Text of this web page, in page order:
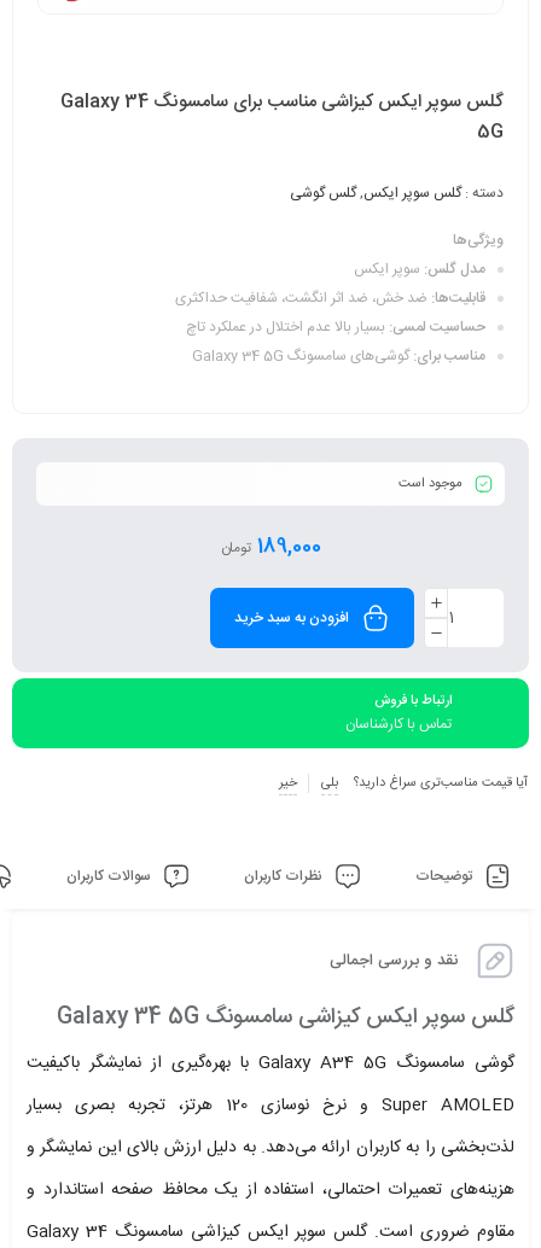
گلس سوپر ایکس کیزاشی مناسب برای سامسونگ Galaxy 34
5G
دسته :گلس سوپر ایکس,گلس گوشی
ویژگی‌ها
مدل گلس: سوپر ایکس
قابلیت‌ها: ضد خش، ضد اثر انگشت، شفافیت حداکثری
حساسیت لمسی: بسیار بالا عدم اختلال در عملکرد تاچ
مناسب برای:گوشی‌‌های سامسونگ Galaxy 34 5G
موجود است
189,000 تومان
افزودن به سبد خرید
ارتباط با فروش
تماس با کارشناسان
آیا قیمت مناسب‌تری سراغ دارید؟ بلی خیر
توضیحات نظرات کاربران سوالات کاربران
نقد و بررسی اجمالی
گلس سوپر ایکس کیزاشی سامسونگ Galaxy 34 5G
گوشی سامسونگ Galaxy A34 5G با بهره‌گیری از نمایشگر باکیفیت
Super AMOLED و نرخ نوسازی 120 هرتز، تجربه بصری بسیار
لذت‌بخشی را به کاربران ارائه می‌دهد. به دلیل ارزش بالای این نمایشگر و
هزینه‌های تعمیرات احتمالی، استفاده از یک محافظ صفحه استاندارد و
مقاوم ضروری است. گلس سوپر ایکس کیزاشی سامسونگ Galaxy 34